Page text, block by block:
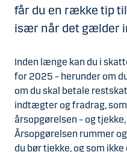
får du en række tip
især når det gælder
Inden længe kan du i
for 2025 – herunder om
om du skal betale
indtægter og fradrag,
årsopgørelsen – og
Årsopgørelsen rummer
du bør tjekke, og som